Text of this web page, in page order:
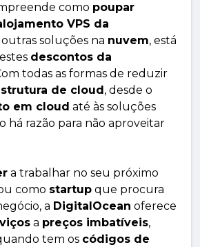
como poupar
VPS da
soluções na nuvem, está
descontos da
todas as formas de reduzir
de cloud , desde o
em cloud até às soluções
há razão para não aproveitar
a trabalhar no seu próximo
como startup que procura
a DigitalOcean oferece
a preços imbatíveis,
tem os códigos de